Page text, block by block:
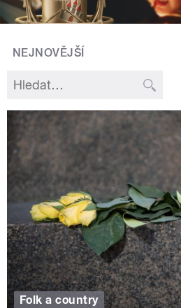
NEJNOVĚJŠÍ
Folk a country